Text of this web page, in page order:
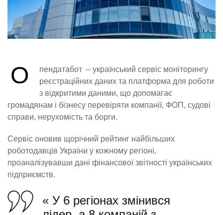
О
пендатабот – український сервіс моніторингу
реєстраційних даних та платформа для роботи
з відкритими даними, що допомагає
громадянам і бізнесу перевіряти компанії, ФОП, судові
справи, нерухомість та борги.
Сервіс оновив щорічний рейтинг найбільших
роботодавців України у кожному регіоні,
проаналізувавши дані фінансової звітності українських
підприємств.
« У 6 регіонах змінився